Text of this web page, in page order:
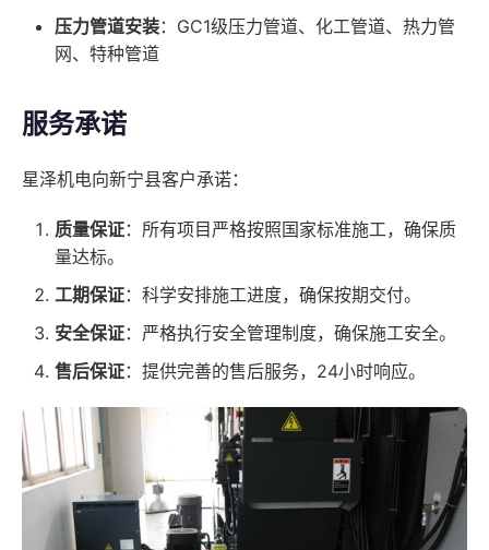
压力管道安装：GC1级压力管道、化工管道、热力管
网、特种管道
服务承诺
星泽机电向新宁县客户承诺：
质量保证：所有项目严格按照国家标准施工，确保质
量达标。
工期保证：科学安排施工进度，确保按期交付。
安全保证：严格执行安全管理制度，确保施工安全。
售后保证：提供完善的售后服务，24小时响应。